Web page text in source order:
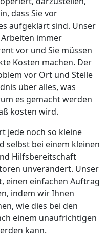
dass Sie vor
aufgeklärt sind. Unser
immer
vor und Sie müssen
Kosten machen. Der
vor Ort und Stelle
über alles, was
es gemacht werden
kosten wird.
jede noch so kleine
selbst bei einem kleinen
Hilfsbereitschaft
unverändert. Unser
einen einfachen Auftrag
indem wir Ihnen
wie dies bei den
einem unaufrichtigen
kann.